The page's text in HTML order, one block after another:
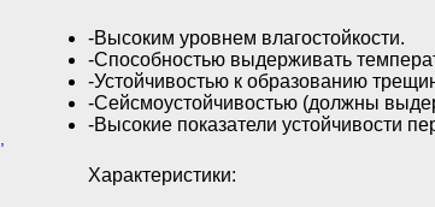
-Высоким уровнем влагостойкости.
-Способностью выдерживать
-Устойчивостью к образованию
-Сейсмоустойчивостью (должны
-Высокие показатели устойчивости
Характеристики: